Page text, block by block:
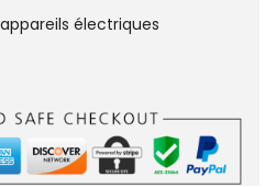
électriques